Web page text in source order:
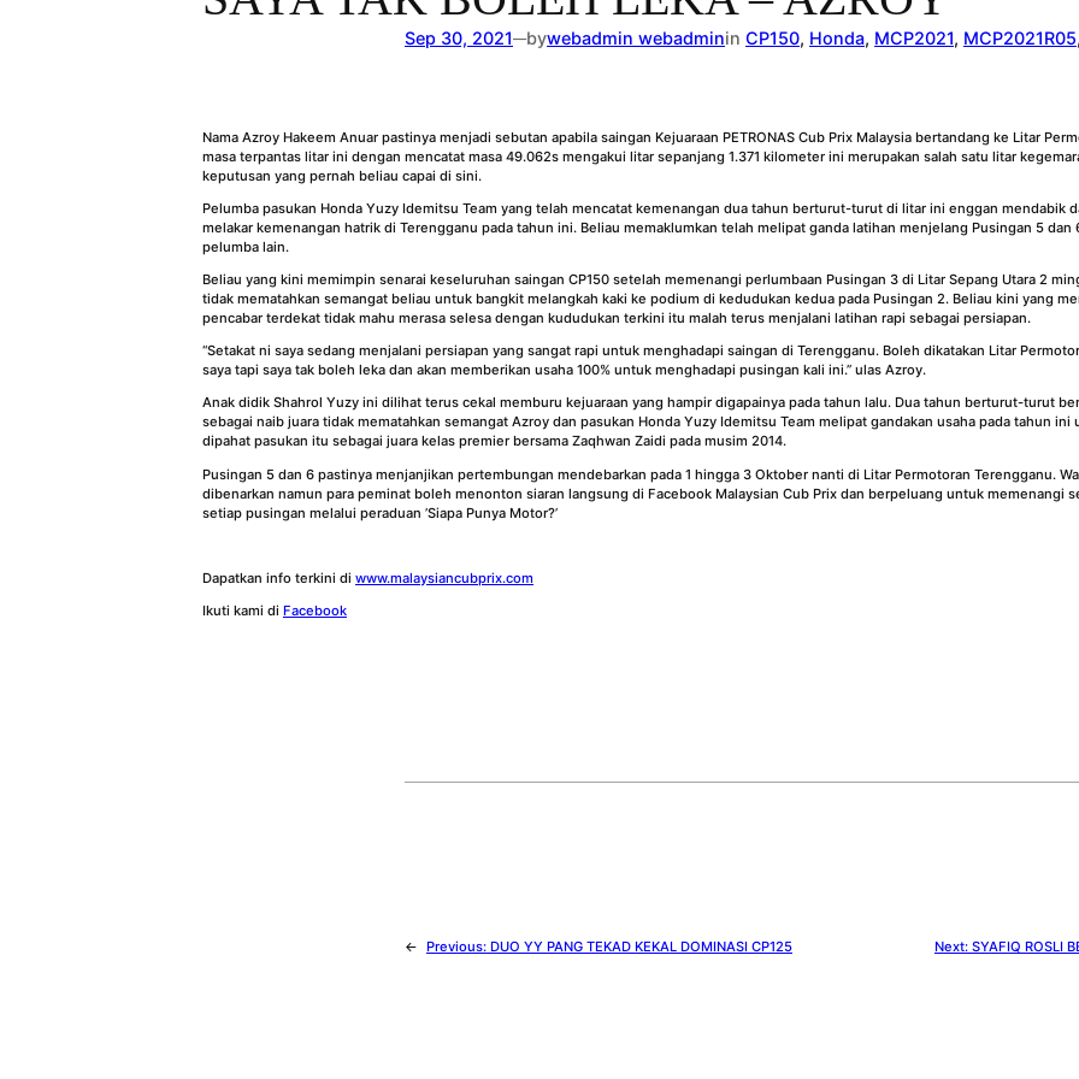
Sep 30, 2021—bywebadmin webadminin CP150, Honda, MCP2021, MCP2021R05,
Nama Azroy Hakeem Anuar pastinya menjadi sebutan apabila saingan Kejuaraan PETRONAS Cub Prix Malaysia bertandang ke Litar
masa terpantas litar ini dengan mencatat masa 49.062s mengakui litar sepanjang 1.371 kilometer ini merupakan salah satu litar
keputusan yang pernah beliau capai di sini.
Pelumba pasukan Honda Yuzy Idemitsu Team yang telah mencatat kemenangan dua tahun berturut-turut di litar ini enggan mendabik
melakar kemenangan hatrik di Terengganu pada tahun ini. Beliau memaklumkan telah melipat ganda latihan menjelang Pusingan 5
pelumba lain.
Beliau yang kini memimpin senarai keseluruhan saingan CP150 setelah memenangi perlumbaan Pusingan 3 di Litar Sepang Utara 2
tidak mematahkan semangat beliau untuk bangkit melangkah kaki ke podium di kedudukan kedua pada Pusingan 2. Beliau kini yang
pencabar terdekat tidak mahu merasa selesa dengan kududukan terkini itu malah terus menjalani latihan rapi sebagai persiapan.
“Setakat ni saya sedang menjalani persiapan yang sangat rapi untuk menghadapi saingan di Terengganu. Boleh dikatakan Litar
saya tapi saya tak boleh leka dan akan memberikan usaha 100% untuk menghadapi pusingan kali ini.” ulas Azroy.
Anak didik Shahrol Yuzy ini dilihat terus cekal memburu kejuaraan yang hampir digapainya pada tahun lalu. Dua tahun berturut-turut
sebagai naib juara tidak mematahkan semangat Azroy dan pasukan Honda Yuzy Idemitsu Team melipat gandakan usaha pada tahun
dipahat pasukan itu sebagai juara kelas premier bersama Zaqhwan Zaidi pada musim 2014.
Pusingan 5 dan 6 pastinya menjanjikan pertembungan mendebarkan pada 1 hingga 3 Oktober nanti di Litar Permotoran Terengganu.
dibenarkan namun para peminat boleh menonton siaran langsung di Facebook Malaysian Cub Prix dan berpeluang untuk memenangi
setiap pusingan melalui peraduan ’Siapa Punya Motor?’
Dapatkan info terkini di www.malaysiancubprix.com
Ikuti kami di Facebook
← Previous: DUO YY PANG TEKAD KEKAL DOMINASI CP125 Next: SYAFIQ ROSLI